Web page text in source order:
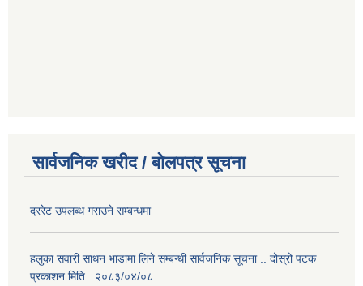
सार्वजनिक खरीद / बोलपत्र सूचना
दररेट उपलब्ध गराउने सम्बन्धमा
हलुका सवारी साधन भाडामा लिने सम्बन्धी सार्वजनिक सूचना .. दोस्रो पटक
प्रकाशन मिति : २०८३/०४/०८